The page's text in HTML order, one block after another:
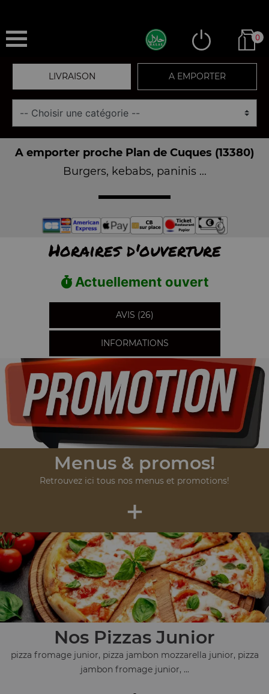
0
LIVRAISON A EMPORTER
A emporter proche Plan de Cuques (13380)
Burgers, kebabs, paninis ...
Horaires d'ouverture
Actuellement ouvert
AVIS (26)
INFORMATIONS
Menus & promos!
Retrouvez ici tous nos menus et promotions!
+
Nos Pizzas Junior
pizza fromage junior, pizza jambon mozzarella junior, pizza
jambon fromage junior, ...